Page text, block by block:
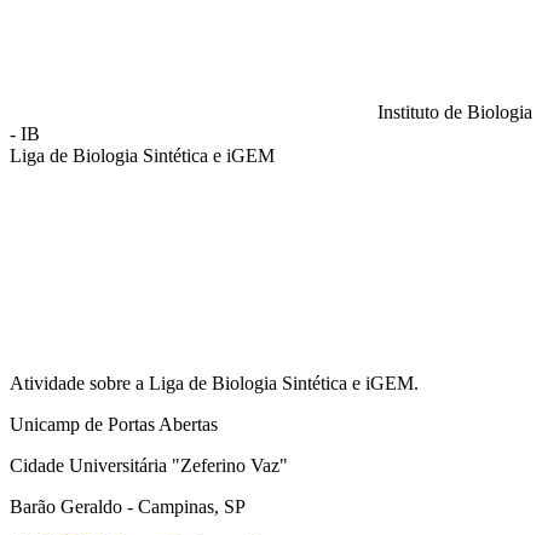
Instituto de Biologia
- IB
Liga de Biologia Sintética e iGEM
Atividade sobre a Liga de Biologia Sintética e iGEM.
Unicamp de Portas Abertas
Cidade Universitária "Zeferino Vaz"
Barão Geraldo - Campinas, SP